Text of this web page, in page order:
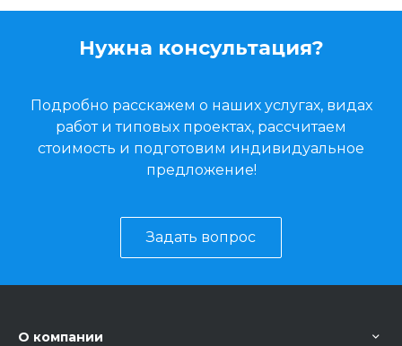
Нужна консультация?
Подробно расскажем о наших услугах, видах
работ и типовых проектах, рассчитаем
стоимость и подготовим индивидуальное
предложение!
Задать вопрос
О компании